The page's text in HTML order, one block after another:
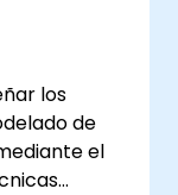
los
de
el